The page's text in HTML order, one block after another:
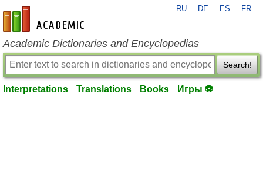
en-academic.com
RU DE ES FR
Academic Dictionaries and Encyclopedias
Search!
Interpretations Translations Books Игры ⚽